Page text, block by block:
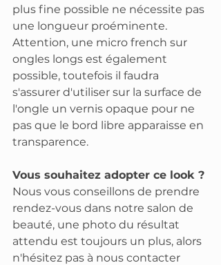
plus fine possible ne nécessite pas
une longueur proéminente.
Attention, une micro french sur
ongles longs est également
possible, toutefois il faudra
s'assurer d'utiliser sur la surface de
l'ongle un vernis opaque pour ne
pas que le bord libre apparaisse en
transparence.
Vous souhaitez adopter ce look ?
Nous vous conseillons de prendre
rendez-vous dans notre salon de
beauté, une photo du résultat
attendu est toujours un plus, alors
n'hésitez pas à nous contacter